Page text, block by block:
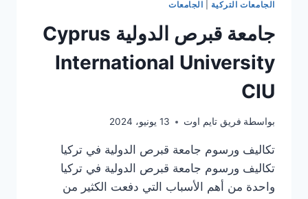
الجامعات التركية الجامعات
جامعة قبرص الدولية Cyprus
International University
CIU
بواسطة فريق تايم اوت 13 يونيو، 2024
تكاليف ورسوم جامعة قبرص الدولية في تركيا
تكاليف ورسوم جامعة قبرص الدولية في تركيا
واحدة من أهم الأسباب التي دفعت الكثير من